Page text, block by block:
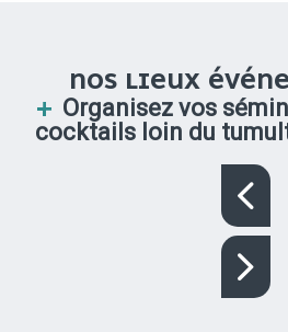
NOS LIEUX
Organisez vos
cocktails loin du